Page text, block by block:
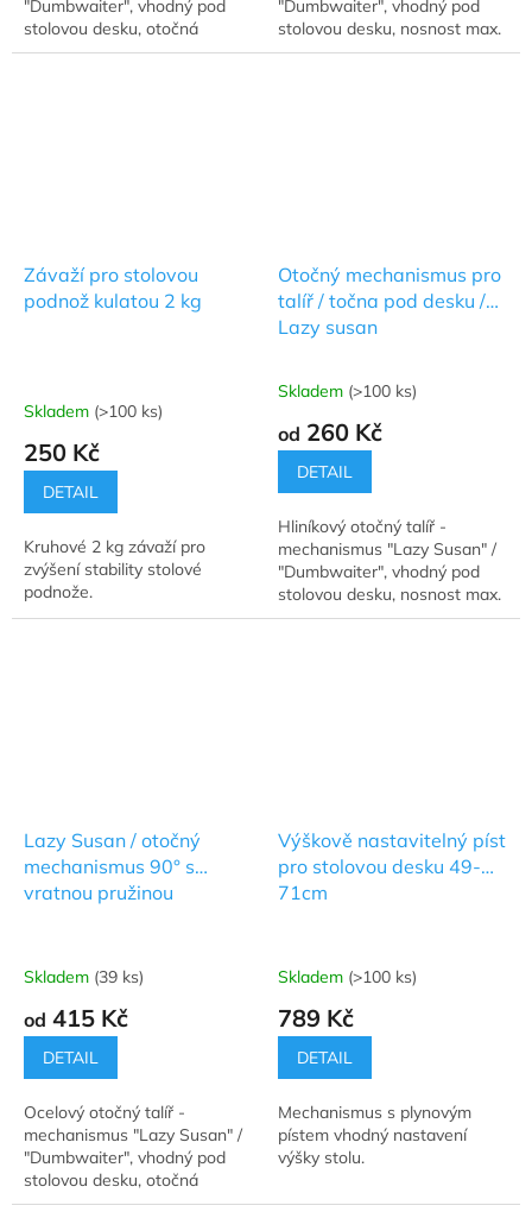
"Dumbwaiter", vhodný pod
stolovou desku, otočná
sedadla s nosností max. 100
"Dumbwaiter", vhodný pod
stolovou desku, nosnost max.
400 kg.
Závaží pro stolovou
podnož kulatou 2 kg
Skladem (>100 ks)
250 Kč
DETAIL
Kruhové 2 kg závaží pro
zvýšení stability stolové
podnože.
Otočný mechanismus pro
talíř / točna pod desku /
Lazy susan
Průměrné
produktu
5,0
5
hvězdiček.
Skladem (>100 ks)
od 260 Kč
DETAIL
Hliníkový otočný talíř -
mechanismus "Lazy Susan" /
"Dumbwaiter", vhodný pod
stolovou desku, nosnost max.
280 kg.
Lazy Susan / otočný
mechanismus 90° s
vratnou pružinou
Skladem (39 ks)
od 415 Kč
DETAIL
Ocelový otočný talíř -
mechanismus "Lazy Susan" /
"Dumbwaiter", vhodný pod
stolovou desku, otočná
sedadla s nosností max. 500
Výškově nastavitelný píst
pro stolovou desku 49-
71cm
Skladem (>100 ks)
789 Kč
DETAIL
Mechanismus s plynovým
pístem vhodný nastavení
výšky stolu.